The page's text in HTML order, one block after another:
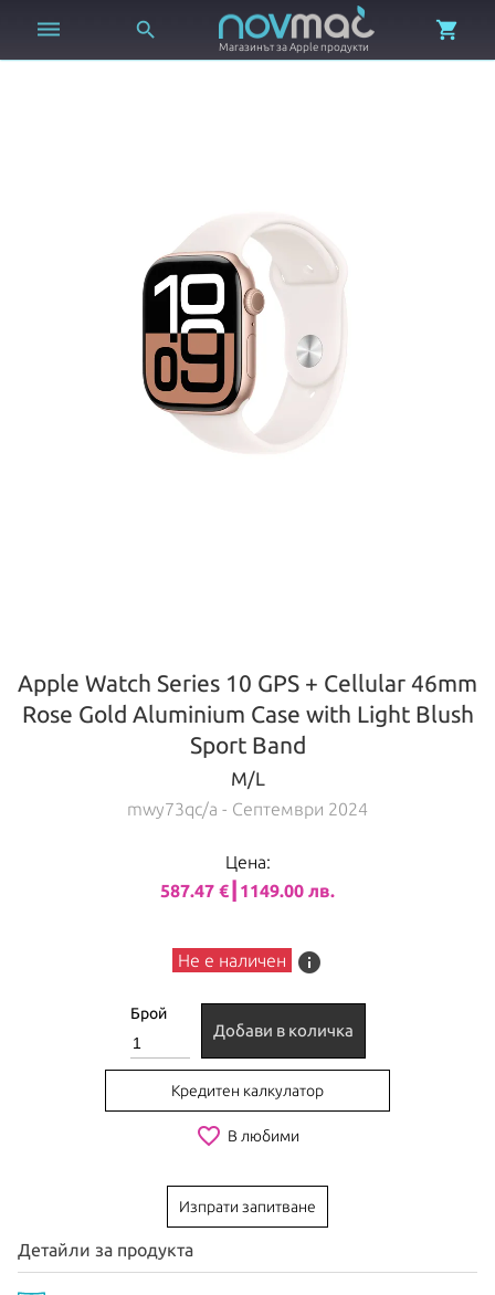
 
Магазинът за Apple продукти

Apple Watch Series 10 GPS + Cellular 46mm
Rose Gold Aluminium Case with Light Blush
Sport Band
M/L
mwy73qc/a - Септември 2024
Цена:
587.47 €┃1149.00 лв.
Не е наличен info
Брой
Добави в количка
Кредитен калкулатор
favorite_border В любими
Изпрати запитване
Детайли за продукта